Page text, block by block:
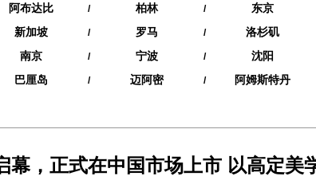
阿布达比 / 柏林 / 东京
新加坡 / 罗马 / 洛杉矶
南京 / 宁波 / 沈阳
巴厘岛 / 迈阿密 / 阿姆斯特丹
幕，正式在中国市场上市 以高定美